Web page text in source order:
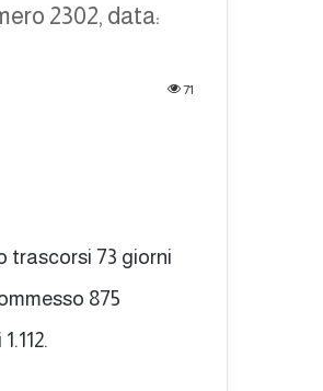
2302, data:
71
trascorsi 73 giorni
875